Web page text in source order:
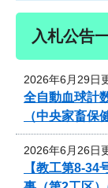
入札公告
2026年6月29日
全自動血球計
（中央家畜保
2026年6月26日
【教工第8-